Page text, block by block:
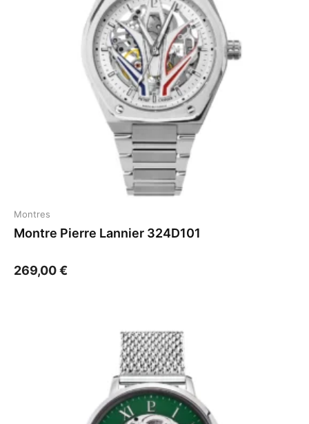
Montres
Montre Pierre Lannier 324D101
269,00€